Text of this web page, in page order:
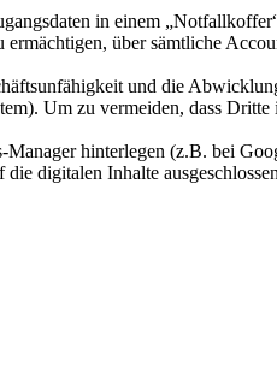
in einem
über sämtliche
und die
Um zu vermeiden, dass
hinterlegen (z.B. bei
digitalen Inhalte